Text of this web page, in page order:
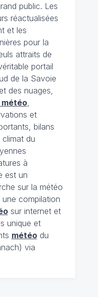
public. Les
réactualisées
et les
pour la
attraits de
portail
de la Savoie
des nuages,
,
et
bilans
climat du
à
est un
sur la météo
compilation
sur internet et
unique et
météodu
via